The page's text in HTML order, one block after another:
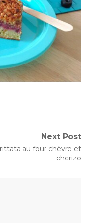
Next Post
au four chèvre et
chorizo